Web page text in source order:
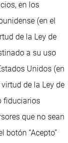
en los
(en el
de la Ley de
a su uso
Unidos (en
de la Ley de
fiduciarios
que no sean
botón “Acepto”